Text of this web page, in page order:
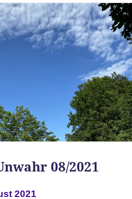
08/2021
2021